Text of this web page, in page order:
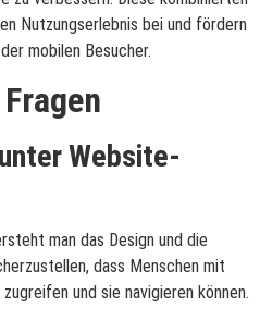
Nutzungserlebnis bei und fördern
mobilen Besucher.
Website-
man das Design und die
dass Menschen mit
und sie navigieren können.